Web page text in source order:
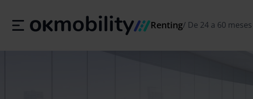
Renting/ De 24 a 60 meses